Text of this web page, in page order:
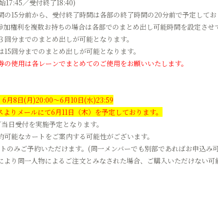
17:45／受付終了18:40)
15分前から、受付終了時間は各部の終了時間の20分前で予定して
権利を複数お持ちの場合は各部でのまとめ出し可能時間を設定させ
分までのまとめ出しが可能となります。
回分までのまとめ出しが可能となります。
使用は各レーンでまとめてのご使用をお願いいたします。
月8日(月)20:00～6月10日(水)23:59
りメールにて6月11日（木）を予定しております。
日受付を実施予定となります。
能なカートをご案内する可能性がございます。
のみご予約いただけます。(同一メンバーでも別部であればお申込み
より同一人物によるご注文とみなされた場合、ご購入いただけない